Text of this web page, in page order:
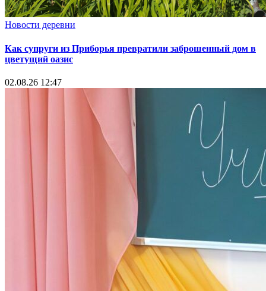
Новости деревни
Как супруги из Приборья превратили заброшенный дом в
цветущий оазис
02.08.26 12:47